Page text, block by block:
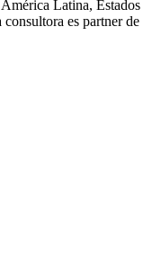
Latina, Estados
es partner de